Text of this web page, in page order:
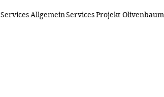
Services AllgemeinServicesProjekt Olivenbaum